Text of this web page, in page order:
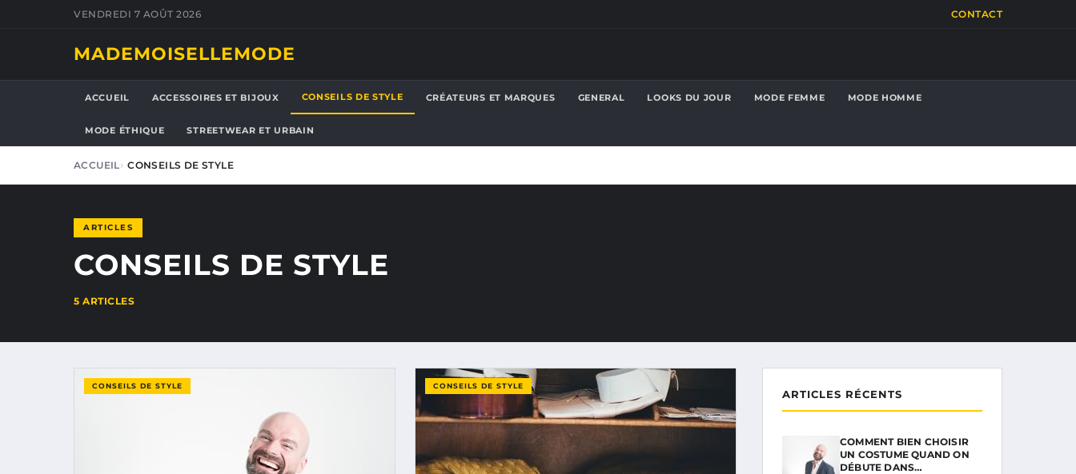
VENDREDI 7 AOÛT 2026 CONTACT
MADEMOISELLEMODE
ACCUEIL ACCESSOIRES ET BIJOUX CONSEILS DE STYLE CRÉATEURS ET MARQUES GENERAL LOOKS DU JOUR MODE FEMME MODE HOMME
MODE ÉTHIQUE STREETWEAR ET URBAIN
ACCUEIL CONSEILS DE STYLE
ARTICLES
CONSEILS DE STYLE
5 ARTICLES
CONSEILS DE STYLE CONSEILS DE STYLE
ARTICLES RÉCENTS
COMMENT BIEN CHOISIR
UN COSTUME QUAND ON
DÉBUTE DANS…